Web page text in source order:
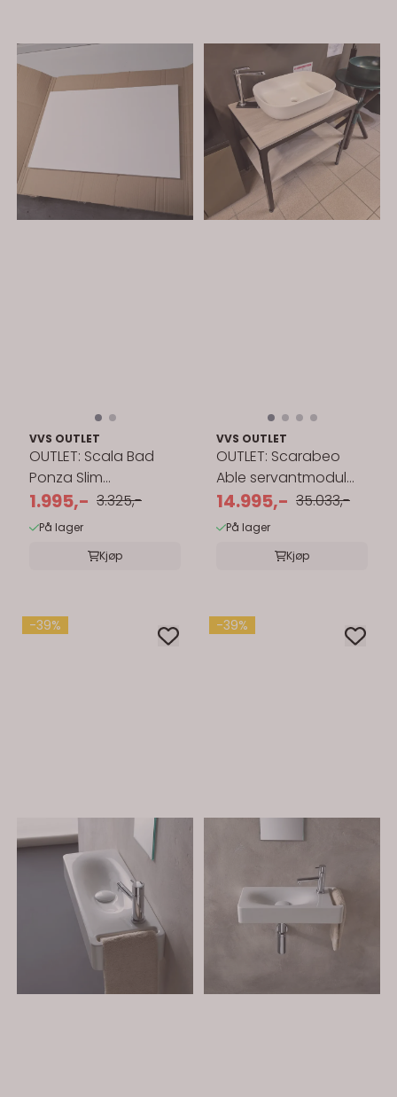
VVS OUTLET
OUTLET: Scala Bad
Ponza Slim
benkeplate 61x39 cm
matt hvit
1.995,- 3.325,-
På lager
Kjøp
VVS OUTLET
OUTLET: Scarabeo
Able servantmodul
80x50 cm m/speil
14.995,- 35.033,-
På lager
Kjøp
-39% -39%